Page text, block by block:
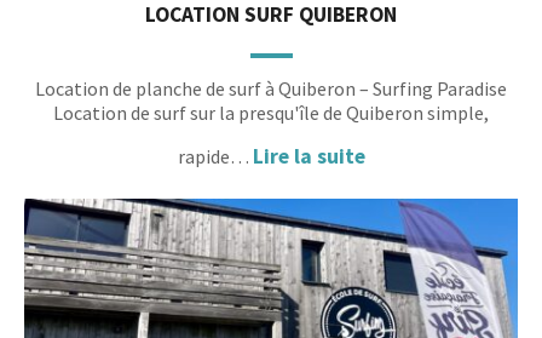
LOCATION SURF QUIBERON
Location de planche de surf à Quiberon – Surfing Paradise
Location de surf sur la presqu'île de Quiberon simple,
rapide… Lire la suite